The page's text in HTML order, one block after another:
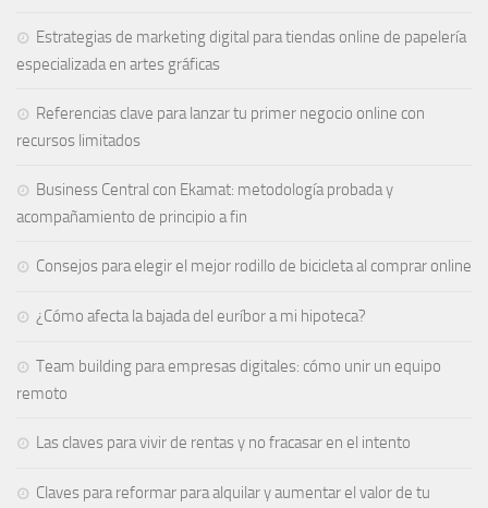
Estrategias de marketing digital para tiendas online de papelería
especializada en artes gráficas
Referencias clave para lanzar tu primer negocio online con
recursos limitados
Business Central con Ekamat: metodología probada y
acompañamiento de principio a fin
Consejos para elegir el mejor rodillo de bicicleta al comprar online
¿Cómo afecta la bajada del euríbor a mi hipoteca?
Team building para empresas digitales: cómo unir un equipo
remoto
Las claves para vivir de rentas y no fracasar en el intento
Claves para reformar para alquilar y aumentar el valor de tu